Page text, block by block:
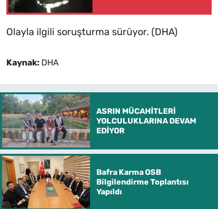
Olayla ilgili soruşturma sürüyor. (DHA)
Kaynak: DHA
ASRIN MÜCAHİTLERİ
YOLCULUKLARINA DEVAM
EDİYOR
Bafra Karma OSB
Bilgilendirme Toplantısı
Yapıldı